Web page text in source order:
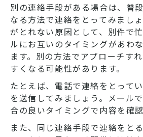
別の連絡手段がある場合は、普
なる方法で連絡をとってみまし
がとれない原因として、別件で
ルにお互いのタイミングがあわ
ます。別の方法でアプローチす
すくなる可能性があります。
たとえば、電話で連絡をとって
を送信してみましょう。メール
合の良いタイミングで内容を確認
また、同じ連絡手段で連絡をと